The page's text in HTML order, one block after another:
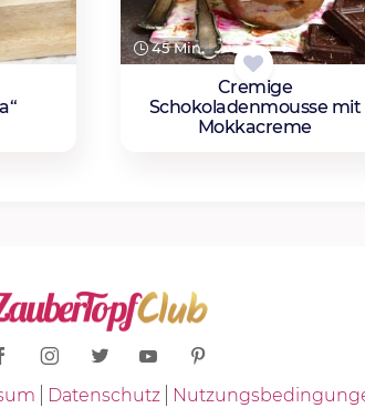
45 Min.
Cremige
Schokoladenmousse mit
Mokkacreme
Datenschutz